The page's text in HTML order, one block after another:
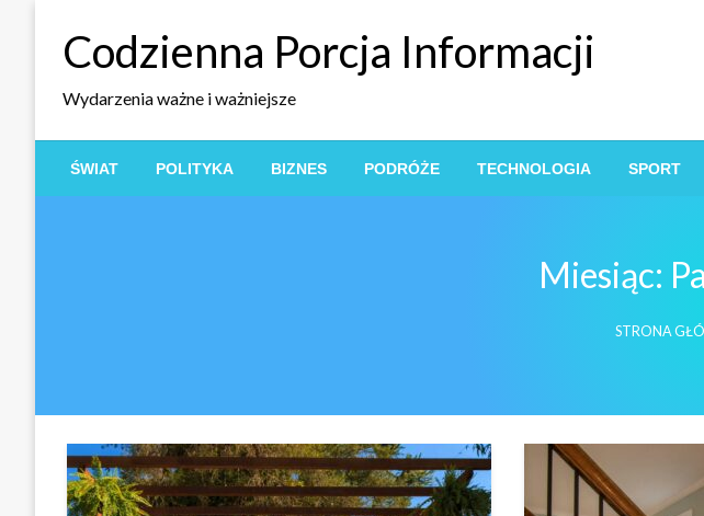
Codzienna Porcja Informacji
Wydarzenia ważne i ważniejsze
ŚWIAT POLITYKA BIZNES PODRÓŻE TECHNOLOGIA SPORT
Miesiąc:
STRONA